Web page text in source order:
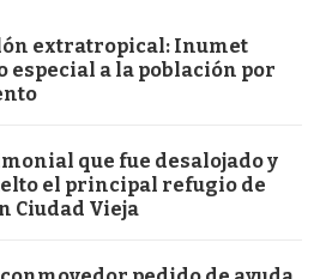
extratropical: Inumet
especial a la población por
que fue desalojado y
el principal refugio de
Ciudad Vieja